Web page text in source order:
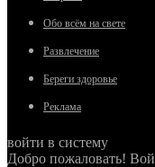
Обо всём на свете
Развлечение
Береги здоровье
Реклама
войти в систему
Добро пожаловать!